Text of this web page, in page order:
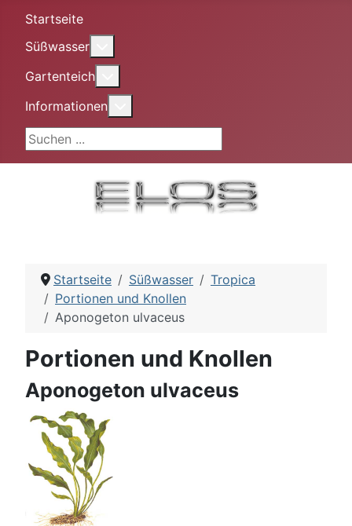
Startseite
Süßwasser
Gartenteich
Informationen
Suchen ...
Startseite Süßwasser
Tropica
Portionen und Knollen
Aponogeton ulvaceus
Portionen und Knollen
Aponogeton ulvaceus